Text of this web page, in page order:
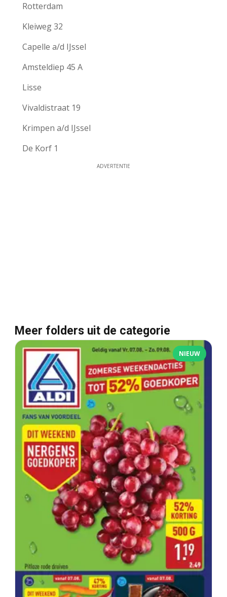
Rotterdam
Kleiweg 32
Capelle a/d IJssel
Amsteldiep 45 A
Lisse
Vivaldistraat 19
Krimpen a/d IJssel
De Korf 1
ADVERTENTIE
Meer folders uit de categorie
NIEUW